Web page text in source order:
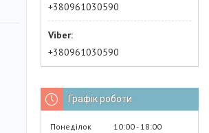
+380961030590
+380961030590
Графік роботи
Понеділок 10:00 18:00